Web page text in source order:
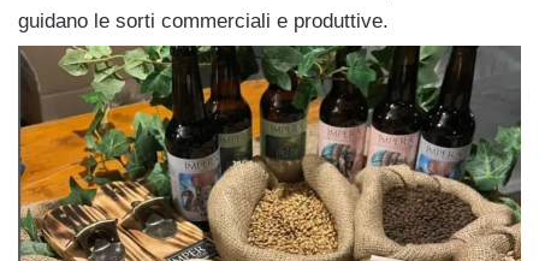
guidano le sorti commerciali e produttive.